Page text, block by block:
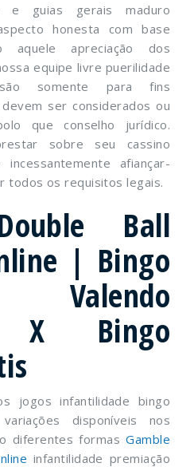
e guias gerais maduro
honesta com base
aquele apreciação dos
equipe livre puerilidade
somente para fins
ser considerados ou
que conselho jurídico.
sobre seu cassino
afiançar-
todos os requisitos legais.
Ball
| Bingo
X Bingo
jogos infantilidade bingo
disponíveis nos
diferentes formasGamble
infantilidade premiação